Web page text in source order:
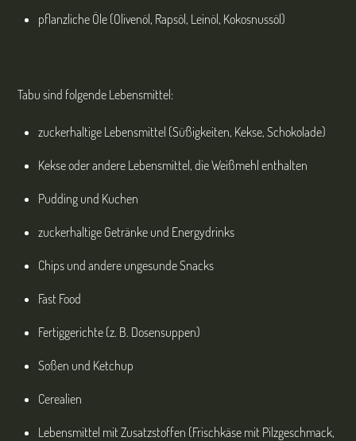
pflanzliche Öle (Olivenöl, Rapsöl, Leinöl, Kokosnussöl)
Tabu sind folgende Lebensmittel:
zuckerhaltige Lebensmittel (Süßigkeiten, Kekse, Schokolade)
Kekse oder andere Lebensmittel, die Weißmehl enthalten
Pudding und Kuchen
zuckerhaltige Getränke und Energydrinks
Chips und andere ungesunde Snacks
Fast Food
Fertiggerichte (z. B. Dosensuppen)
Soßen und Ketchup
Cerealien
Lebensmittel mit Zusatzstoffen (Frischkäse mit Pilzgeschmack,